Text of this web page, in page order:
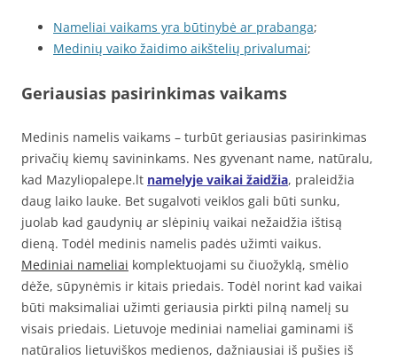
Nameliai vaikams yra būtinybė ar prabanga;
Medinių vaiko žaidimo aikštelių privalumai;
Geriausias pasirinkimas vaikams
Medinis namelis vaikams – turbūt geriausias pasirinkimas
privačių kiemų savininkams. Nes gyvenant name, natūralu,
kad Mazyliopalepe.lt namelyje vaikai žaidžia, praleidžia
daug laiko lauke. Bet sugalvoti veiklos gali būti sunku,
juolab kad gaudynių ar slėpinių vaikai nežaidžia ištisą
dieną. Todėl medinis namelis padės užimti vaikus.
Mediniai nameliai komplektuojami su čiuožyklą, smėlio
dėže, sūpynėmis ir kitais priedais. Todėl norint kad vaikai
būti maksimaliai užimti geriausia pirkti pilną namelį su
visais priedais. Lietuvoje mediniai nameliai gaminami iš
natūralios lietuviškos medienos, dažniausiai iš pušies iš